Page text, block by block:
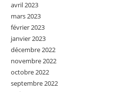
avril 2023
mars 2023
février 2023
janvier 2023
décembre 2022
novembre 2022
octobre 2022
septembre 2022